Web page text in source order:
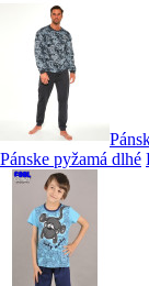
Pánske pyžamá dlhé